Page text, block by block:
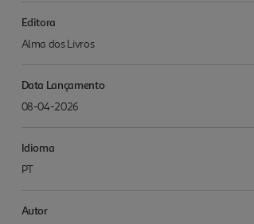
Editora
Alma dos Livros
Data Lançamento
08-04-2026
Idioma
PT
Autor